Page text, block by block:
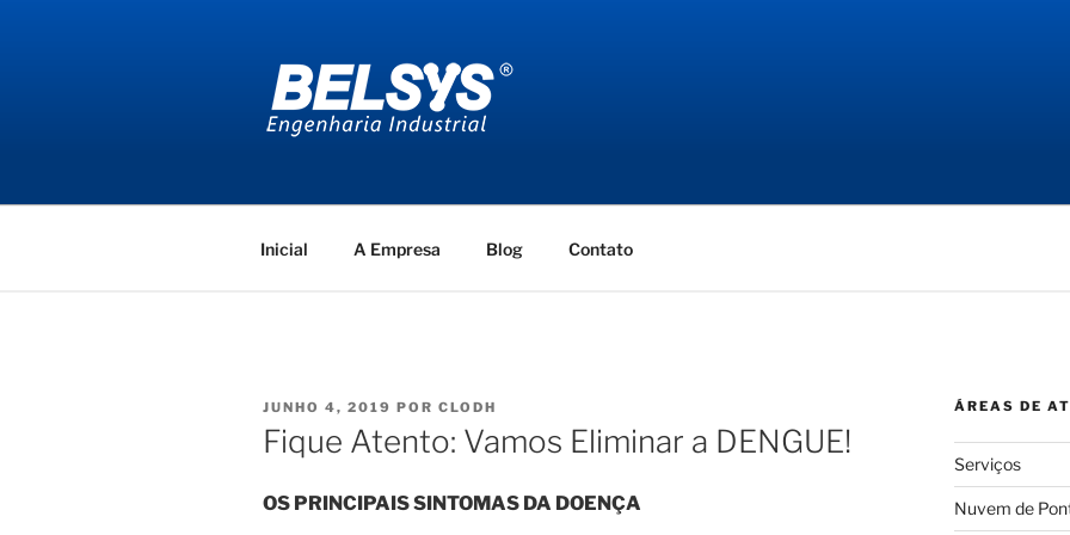
Inicial A Empresa Blog Contato
PUBLICADO
EM
JUNHO 4, 2019 POR CLODH
Fique Atento: Vamos Eliminar a DENGUE!
OS PRINCIPAIS SINTOMAS DA DOENÇA
ÁREAS DE
Serviços
Nuvem de